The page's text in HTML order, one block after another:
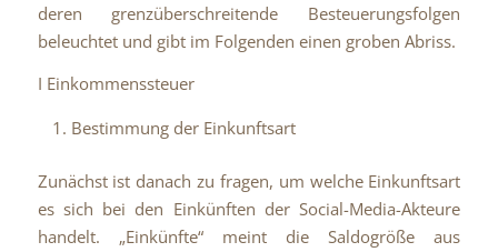
deren grenzüberschreitende Besteuerungsfolgen
beleuchtet und gibt im Folgenden einen groben Abriss.
I Einkommenssteuer
Bestimmung der Einkunftsart
Zunächst ist danach zu fragen, um welche Einkunftsart
es sich bei den Einkünften der Social-Media-Akteure
handelt. „Einkünfte“ meint die Saldogröße aus